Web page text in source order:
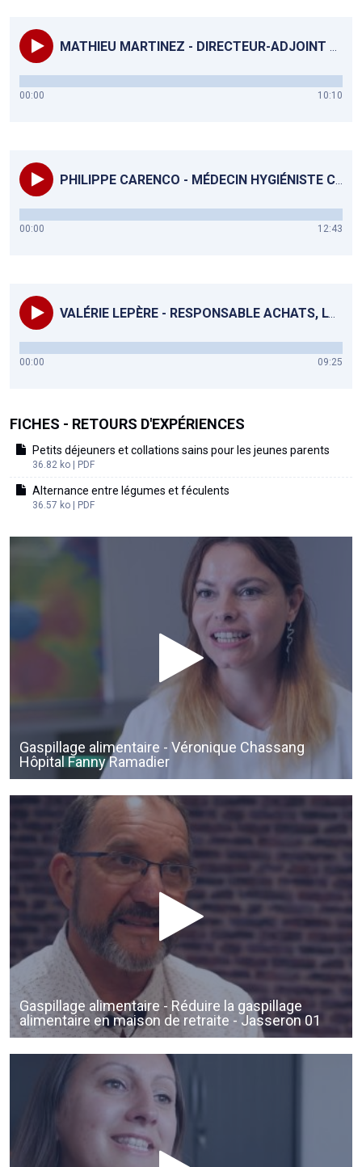
00:00 10:10
00:00 12:43
VALÉRIE LEPÈRE - RESPONSABLE ACHATS, LOGISTIQUE ET DÉV. DURABLE - CH HAM
00:00 09:25
FICHES - RETOURS D'EXPÉRIENCES
Petits déjeuners et collations sains pour les jeunes parents
36.82 ko | PDF
Alternance entre légumes et féculents
36.57 ko | PDF
Gaspillage alimentaire - Véronique Chassang
Hôpital Fanny Ramadier
Gaspillage alimentaire - Réduire la gaspillage
alimentaire en maison de retraite - Jasseron 01